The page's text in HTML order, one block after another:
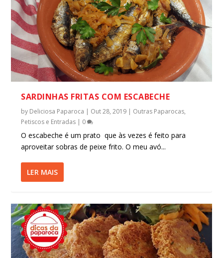
SARDINHAS FRITAS COM ESCABECHE
by Deliciosa Paparoca | Out 28, 2019 | Outras Paparocas,
Petiscos e Entradas | 0
O escabeche é um prato que às vezes é feito para
aproveitar sobras de peixe frito. O meu avó...
LER MAIS